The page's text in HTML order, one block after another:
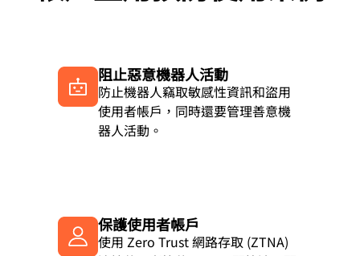
阻止惡意機器人活動
防止機器人竊取敏感性資訊和盜用
使用者帳戶，同時還要管理善意機
器人活動。
保護使用者帳戶
使用 Zero Trust 網路存取 (ZTNA)